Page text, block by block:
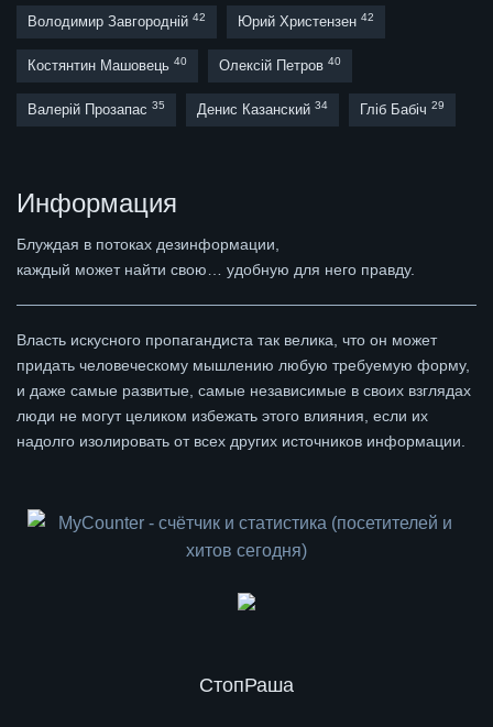
Володимир Завгородній 42 Юрий Христензен 42
Костянтин Машовець 40 Олексій Петров 40
Валерій Прозапас 35 Денис Казанский 34 Гліб Бабіч 29
Информация
Блуждая в потоках дезинформации,
каждый может найти свою… удобную для него правду.
Власть искусного пропагандиста так велика, что он может
придать человеческому мышлению любую требуемую форму,
и даже самые развитые, самые независимые в своих взглядах
люди не могут целиком избежать этого влияния, если их
надолго изолировать от всех других источников информации.
СтопРаша